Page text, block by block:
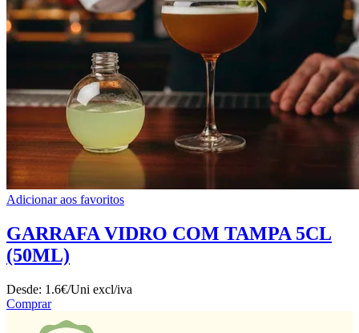
Adicionar aos favoritos
GARRAFA VIDRO COM TAMPA 5CL
(50ML)
Desde: 1.6€/Uni excl/iva
Comprar